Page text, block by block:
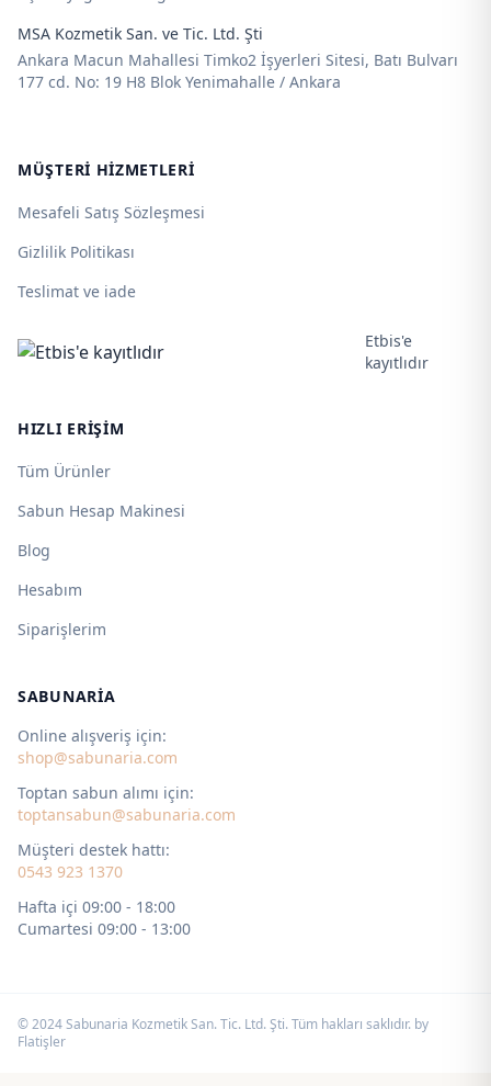
MSA Kozmetik San. ve Tic. Ltd. Şti
Ankara Macun Mahallesi Timko2 İşyerleri Sitesi, Batı Bulvarı
177 cd. No: 19 H8 Blok Yenimahalle / Ankara
MÜŞTERI HIZMETLERI
Mesafeli Satış Sözleşmesi
Gizlilik Politikası
Teslimat ve iade
Etbis'e
kayıtlıdır
HIZLI ERIŞIM
Tüm Ürünler
Sabun Hesap Makinesi
Blog
Hesabım
Siparişlerim
SABUNARIA
Online alışveriş için:
shop@sabunaria.com
Toptan sabun alımı için:
toptansabun@sabunaria.com
Müşteri destek hattı:
0543 923 1370
Hafta içi 09:00 - 18:00
Cumartesi 09:00 - 13:00
© 2024 Sabunaria Kozmetik San. Tic. Ltd. Şti. Tüm hakları saklıdır. by
Flatişler